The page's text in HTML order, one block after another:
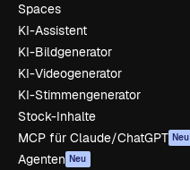
Spaces
KI-Assistent
KI-Bildgenerator
KI-Videogenerator
KI-Stimmengenerator
Stock-Inhalte
MCP für Claude/ChatGPT Neu
Agenten Neu